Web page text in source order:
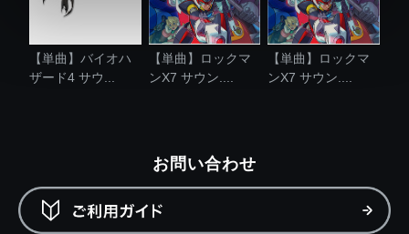
【単曲】バイオハ
ザード4 サウ...
【単曲】ロックマ
ンX7 サウン....
【単曲】ロックマ
ンX7 サウン....
お問い合わせ